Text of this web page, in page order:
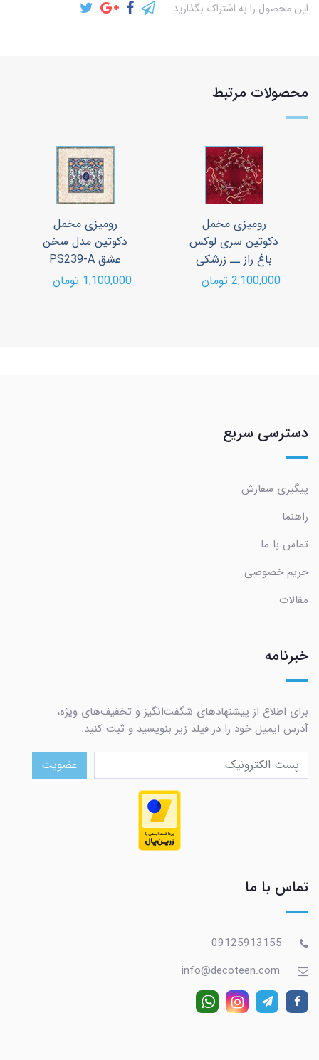
این محصول را به اشتراک بگذارید
محصولات مرتبط
رومیزی مخمل
دکوتین سری لوکس
باغ راز ــ زرشکی
2,100,000 تومان
رومیزی مخمل
دکوتین مدل سخن
عشق PS239-A
1,100,000 تومان
دسترسی سریع
پیگیری سفارش
راهنما
تماس با ما
حریم خصوصی
مقالات
خبرنامه
برای اطلاع از پیشنهادهای شگفت‌انگیز و تخفیف‌های ویژه،
آدرس ایمیل خود را در فیلد زیر بنویسید و ثبت کنید.
عضویت
تماس با ما